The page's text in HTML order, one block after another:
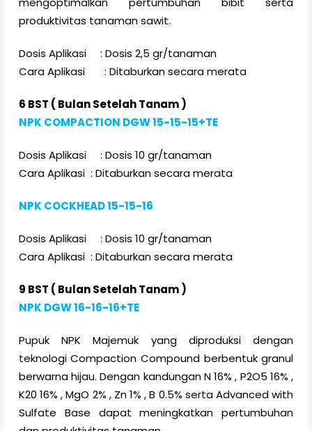
produktivitas tanaman sawit.
Dosis Aplikasi : Dosis 2,5 gr/tanaman
Cara Aplikasi : Ditaburkan secara merata
6 BST ( Bulan Setelah Tanam )
NPK COMPACTION DGW 15-15-15+TE
Dosis Aplikasi : Dosis 10 gr/tanaman
Cara Aplikasi : Ditaburkan secara merata
NPK COCKHEAD 15-15-16
Dosis Aplikasi : Dosis 10 gr/tanaman
Cara Aplikasi : Ditaburkan secara merata
9 BST ( Bulan Setelah Tanam )
NPK DGW 16-16-16+TE
Pupuk NPK Majemuk yang diproduksi dengan
teknologi Compaction Compound berbentuk granul
berwarna hijau. Dengan kandungan N 16% , P2O5 16% ,
K20 16% , MgO 2% , Zn 1% , B 0.5% serta Advanced with
Sulfate Base dapat meningkatkan pertumbuhan